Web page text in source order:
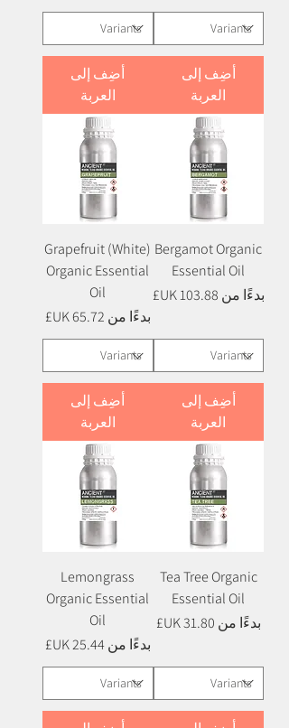
أضِف إلى
العربة
أضِف إلى
العربة
Bergamot Organic
Essential Oil
بدءًا من
سعر البيع
أضِف إلى
العربة
Grapefruit (White)
Organic Essential
Oil
بدءًا من
سعر البيع
أضِف إلى
العربة
Tea Tree Organic
Essential Oil
بدءًا من
سعر البيع
Lemongrass
Organic Essential
Oil
بدءًا من
‏25.44 UK£
سعر البيع